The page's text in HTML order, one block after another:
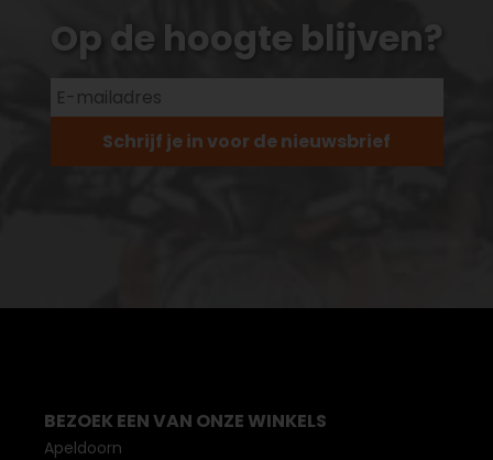
Op de hoogte blijven?
Schrijf je in voor de nieuwsbrief
BEZOEK EEN VAN ONZE WINKELS
Apeldoorn